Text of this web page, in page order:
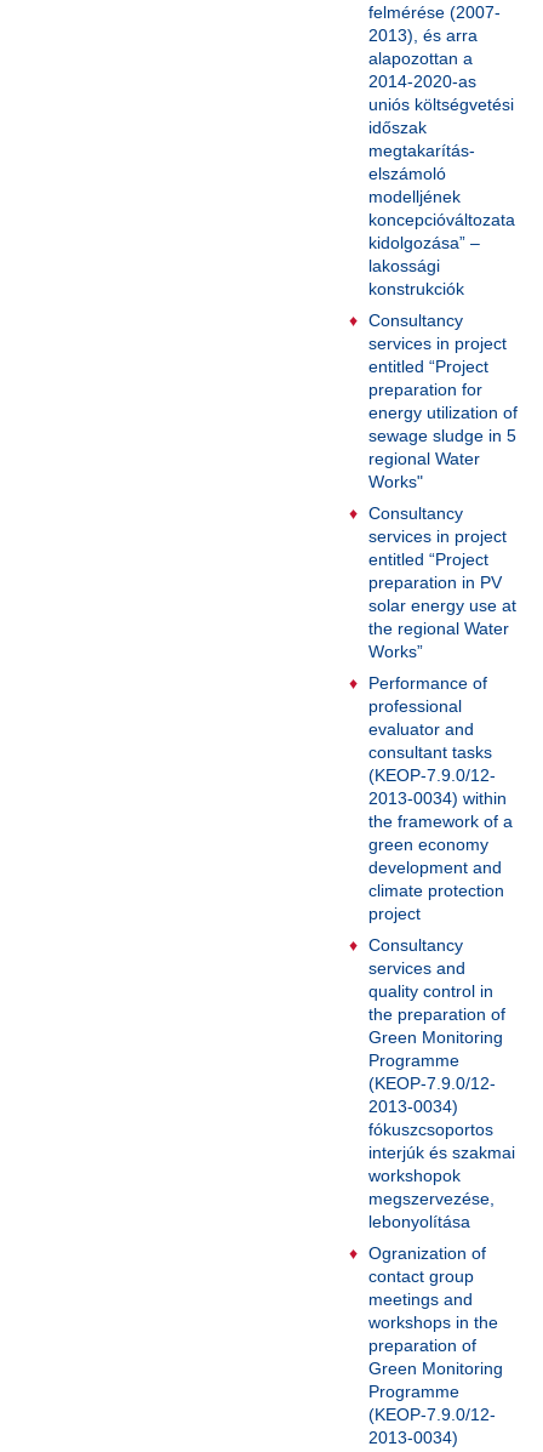
felmérése (2007-
2013), és arra
alapozottan a
2014-2020-as
uniós költségvetési
időszak
megtakarítás-
elszámoló
modelljének
koncepcióváltozata
kidolgozása” –
lakossági
konstrukciók
Consultancy
services in project
entitled “Project
preparation for
energy utilization of
sewage sludge in 5
regional Water
Works"
Consultancy
services in project
entitled “Project
preparation in PV
solar energy use at
the regional Water
Works”
Performance of
professional
evaluator and
consultant tasks
(KEOP-7.9.0/12-
2013-0034) within
the framework of a
green economy
development and
climate protection
project
Consultancy
services and
quality control in
the preparation of
Green Monitoring
Programme
(KEOP-7.9.0/12-
2013-0034)
fókuszcsoportos
interjúk és szakmai
workshopok
megszervezése,
lebonyolítása
Ogranization of
contact group
meetings and
workshops in the
preparation of
Green Monitoring
Programme
(KEOP-7.9.0/12-
2013-0034)